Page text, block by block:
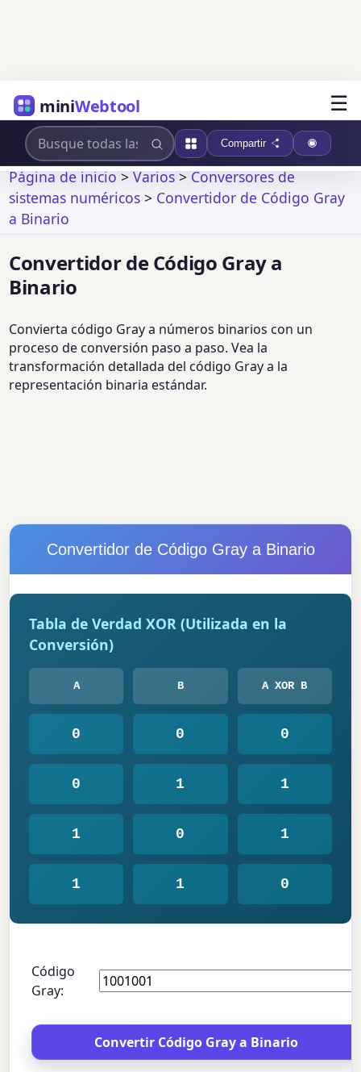
miniWebtool ☰
Compartir
Página de inicio>Varios>Conversores de
sistemas numéricos > Convertidor de Código Gray
a Binario
Convertidor de Código Gray a
Binario
Convierta código Gray a números binarios con un
proceso de conversión paso a paso. Vea la
transformación detallada del código Gray a la
representación binaria estándar.
Convertidor de Código Gray a Binario
Tabla de Verdad XOR (Utilizada en la
Conversión)
A B A XOR B
0 0 0
0 1 1
1 0 1
1 1 0
Código
Gray: